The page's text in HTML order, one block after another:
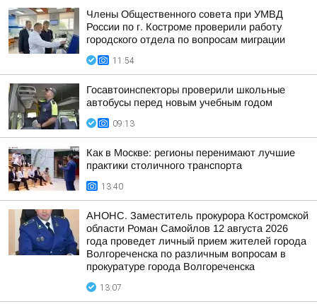
Члены Общественного совета при УМВД
России по г. Костроме проверили работу
городского отдела по вопросам миграции
11:54
Госавтоинспекторы проверили школьные
автобусы перед новым учебным годом
09:13
Как в Москве: регионы перенимают лучшие
практики столичного транспорта
13:40
АНОНС. Заместитель прокурора Костромской
области Роман Самойлов 12 августа 2026
года проведет личный прием жителей города
Волгореченска по различным вопросам в
прокуратуре города Волгореченска
13:07